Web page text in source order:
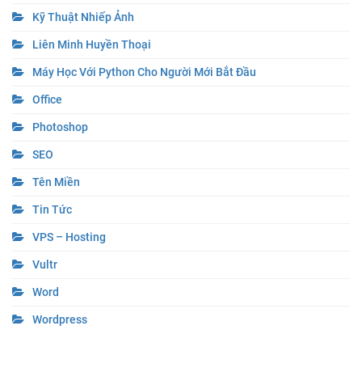
Kỹ Thuật Nhiếp Ảnh
Liên Minh Huyền Thoại
Máy Học Với Python Cho Người Mới Bắt Đầu
Office
Photoshop
SEO
Tên Miền
Tin Tức
VPS – Hosting
Vultr
Word
Wordpress